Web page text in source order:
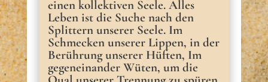
einen kollektiven Seele. Alles
Leben ist die Suche nach den
Splittern unserer Seele. Im
Schmecken unserer Lippen, in der
Berührung unserer Hüften, Im
gegeneinander Wüten, um die